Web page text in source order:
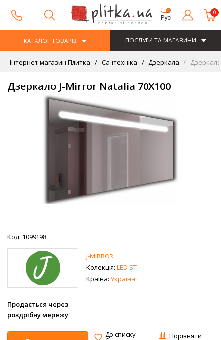
Рус
0
КАТАЛОГ ТОВАРІВ ПОСЛУГИ ТА МАГАЗИНИ
Інтернет-магазин Плитка Сантехніка Дзеркала
Дзеркало J-Mirror Natalia 70Х100
Код: 1099198
J-MIRROR
Колекція: LED ST
Країна: Україна
Продається через
роздрібну мережу
До списку Порівняти